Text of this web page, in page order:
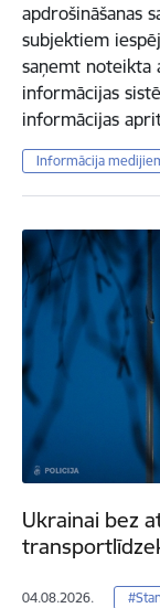
apdrošināšanas
subjektiem
saņemt noteikta
informācijas
informācijas
Informācija
Ukrainai bez
04.08.2026.